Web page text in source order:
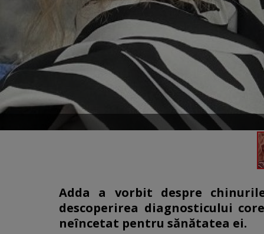
Adda a vorbit despre
descoperirea diagnosticului
neîncetat pentru sănătatea ei.